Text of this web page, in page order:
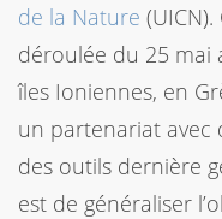
de la Nature
déroulée du 25 mai
îles Ioniennes, en
un partenariat avec
des outils dernière
est de généraliser